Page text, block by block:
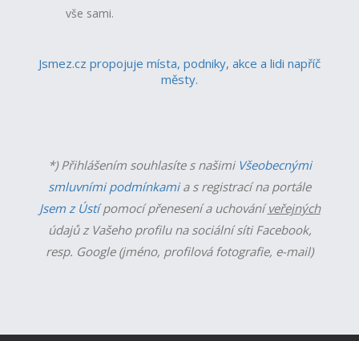
vše sami.
Jsmez.cz propojuje místa, podniky, akce a lidi napříč
městy.
*) Přihlášením souhlasíte s našimi Všeobecnými
smluvními podmínkamia s registrací na portále
Jsem z Ústípomocí přenesení a uchováníveřejných
údajů z Vašeho profilu na sociální síti Facebook,
resp. Google (jméno, profilová fotografie, e-mail)